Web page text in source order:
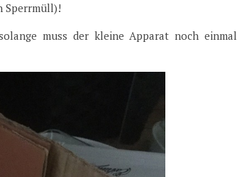
Sperrmüll)!
muss der kleine Apparat noch einmal